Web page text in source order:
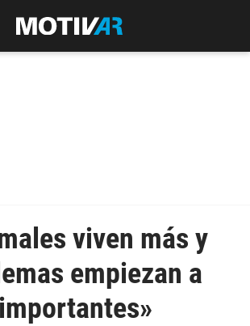
viven más y
empiezan a